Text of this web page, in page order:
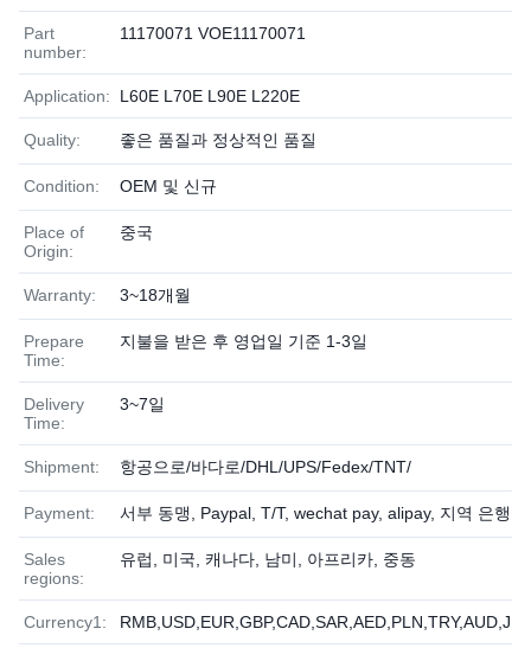
Part
number:
11170071 VOE11170071
Application: L60E L70E L90E L220E
Quality: 좋은 품질과 정상적인 품질
Condition: OEM 및 신규
Place of
Origin:
중국
Warranty: 3~18개월
Prepare
Time:
지불을 받은 후 영업일 기준 1-3일
Delivery
Time:
3~7일
Shipment: 항공으로/바다로/DHL/UPS/Fedex/TNT/
Payment: 서부 동맹, Paypal, T/T, wechat pay, alipay, 지역 은행,
Sales
regions:
유럽, 미국, 캐나다, 남미, 아프리카, 중동
Currency1: